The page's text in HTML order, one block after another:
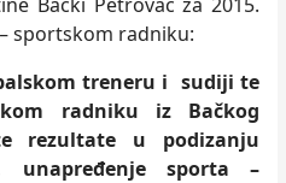
sportskom radniku:
treneru i sudiji te
radniku iz Bačkog
rezultate u podizanju
unapređenje sporta –